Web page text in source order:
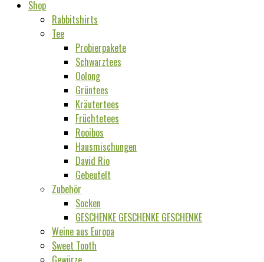
Shop
Rabbitshirts
Tee
Probierpakete
Schwarztees
Oolong
Grüntees
Kräutertees
Früchtetees
Rooibos
Hausmischungen
David Rio
Gebeutelt
Zubehör
Socken
GESCHENKE GESCHENKE GESCHENKE
Weine aus Europa
Sweet Tooth